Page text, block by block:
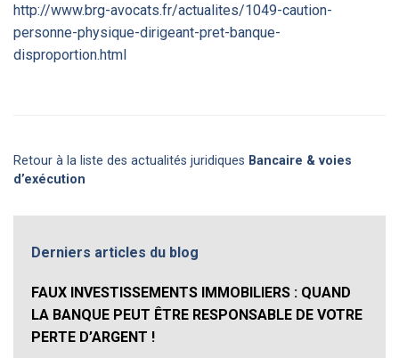
http://www.brg-avocats.fr/actualites/1049-caution-
personne-physique-dirigeant-pret-banque-
disproportion.html
Retour à la liste des actualités juridiques Bancaire & voies
d’exécution
Derniers articles du blog
FAUX INVESTISSEMENTS IMMOBILIERS : QUAND
LA BANQUE PEUT ÊTRE RESPONSABLE DE VOTRE
PERTE D’ARGENT !